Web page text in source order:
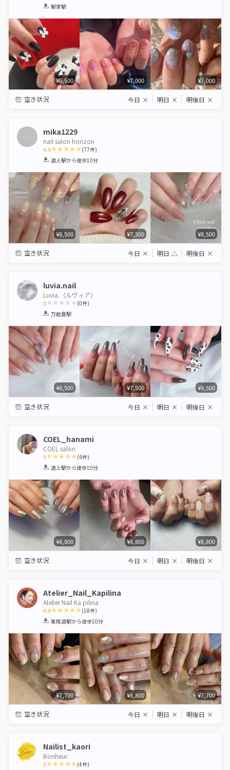
1 2 3
駅家駅
¥6,500 ¥7,000 ¥7,000
空き状況 今日 × 明日 × 明後日 ×
mika1229
nail salon horizon
4.9
1 2 3 4 5
(77件)
道上駅から徒歩10分
¥8,500 ¥7,300 ¥8,500
空き状況 今日 × 明日 △ 明後日 ×
luvia.nail
Luvia.（ルヴィア）
0
1 2 3 4 5
(0件)
万能倉駅
¥6,500 ¥7,500 ¥9,500
空き状況 今日 × 明日 × 明後日 ×
COEL_hanami
COEL salon
5
1 2 3 4 5
(6件)
道上駅から徒歩10分
¥8,800 ¥8,800 ¥8,800
空き状況 今日 × 明日 × 明後日 ×
Atelier_Nail_Kapilina
Atelier Nail Ka pilina
4.9
1 2 3 4 5
(18件)
東尾道駅から徒歩10分
¥7,700 ¥8,800 ¥7,700
空き状況 今日 × 明日 × 明後日 ×
Nailist_kaori
Bonheur.
5 (4件)